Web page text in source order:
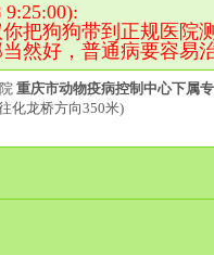
把狗狗带到正规医院
然好，普通病要容易治
重庆市动物疫病控制中心下属
化龙桥方向350米)